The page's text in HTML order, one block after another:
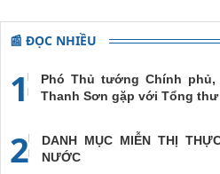
📰 ĐỌC NHIỀU
1
Phó Thủ tướng Chính
Thanh Sơn gặp với Tổng thư
2
DANH MỤC MIỄN THỊ
NƯỚC